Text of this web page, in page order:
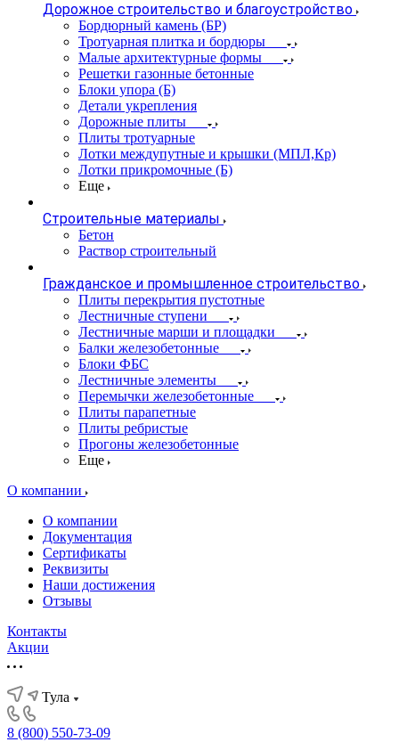
Дорожное строительство и благоустройство
Бордюрный камень (БР)
Тротуарная плитка и бордюры
Малые архитектурные формы
Решетки газонные бетонные
Блоки упора (Б)
Детали укрепления
Дорожные плиты
Плиты тротуарные
Лотки междупутные и крышки (МПЛ,Кр)
Лотки прикромочные (Б)
Еще
Строительные материалы
Бетон
Раствор строительный
Гражданское и промышленное строительство
Плиты перекрытия пустотные
Лестничные ступени
Лестничные марши и площадки
Балки железобетонные
Блоки ФБС
Лестничные элементы
Перемычки железобетонные
Плиты парапетные
Плиты ребристые
Прогоны железобетонные
Еще
О компании
О компании
Документация
Сертификаты
Реквизиты
Наши достижения
Отзывы
Контакты
Акции
Тула
8 (800) 550-73-09